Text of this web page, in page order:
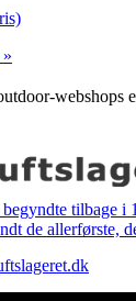
webshops
tilbage i
de allerførste,